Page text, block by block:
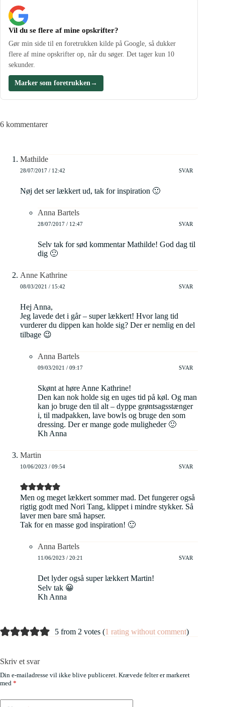
Vil du se flere af mine opskrifter?
Gør min side til en foretrukken kilde på Google, så dukker
flere af mine opskrifter op, når du søger. Det tager kun 10
sekunder.
Marker som foretrukken→
6 kommentarer
Mathilde
28/07/2017 / 12:42 SVAR
Nøj det ser lækkert ud, tak for inspiration 🙂
Anna Bartels
28/07/2017 / 12:47 SVAR
Selv tak for sød kommentar Mathilde! God dag til
dig 🙂
Anne Kathrine
08/03/2021 / 15:42 SVAR
Hej Anna,
Jeg lavede det i går – super lækkert! Hvor lang tid
vurderer du dippen kan holde sig? Der er nemlig en del
tilbage 😉
Anna Bartels
09/03/2021 / 09:17 SVAR
Skønt at høre Anne Kathrine!
Den kan nok holde sig en uges tid på køl. Og man
kan jo bruge den til alt – dyppe grøntsagsstænger
i, til madpakken, lave bowls og bruge den som
dressing. Der er mange gode muligheder 🙂
Kh Anna
Martin
10/06/2023 / 09:54 SVAR
Men og meget lækkert sommer mad. Det fungerer også
rigtig godt med Nori Tang, klippet i mindre stykker. Så
laver men bare små hapser.
Tak for en masse god inspiration! 🙂
Anna Bartels
11/06/2023 / 20:21 SVAR
Det lyder også super lækkert Martin!
Selv tak 😀
Kh Anna
5 from 2 votes (1 rating without comment)
Skriv et svar
Din e-mailadresse vil ikke blive publiceret. Krævede felter er markeret
med *